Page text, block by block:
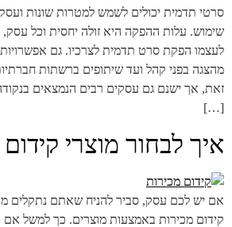
סרטי תדמית יכולים לשמש למטרות שונות
שימוש. עלות ההפקה היא זולה יחסית וכל עסק,
לעצמו הפקת סרט תדמית לצרכיו. גם אפשרויות
מהצגה בפני קהל ועד שיתופים ברשתות
זאת, אך ישנם גם עסקים רבים הנמצאים
[…]
איך לבחור מוצרי קידום
אם יש לכם עסק, סביר להניח שאתם נתקלים
קידום מכירות באמצעות מוצרים. כך למשל